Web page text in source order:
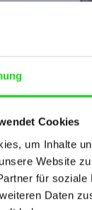
Cookies
um Inhalte
Website
für
Daten